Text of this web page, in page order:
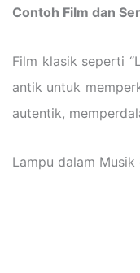
Contoh Film dan
Film klasik seperti
antik untuk
autentik,
Lampu dalam Musik